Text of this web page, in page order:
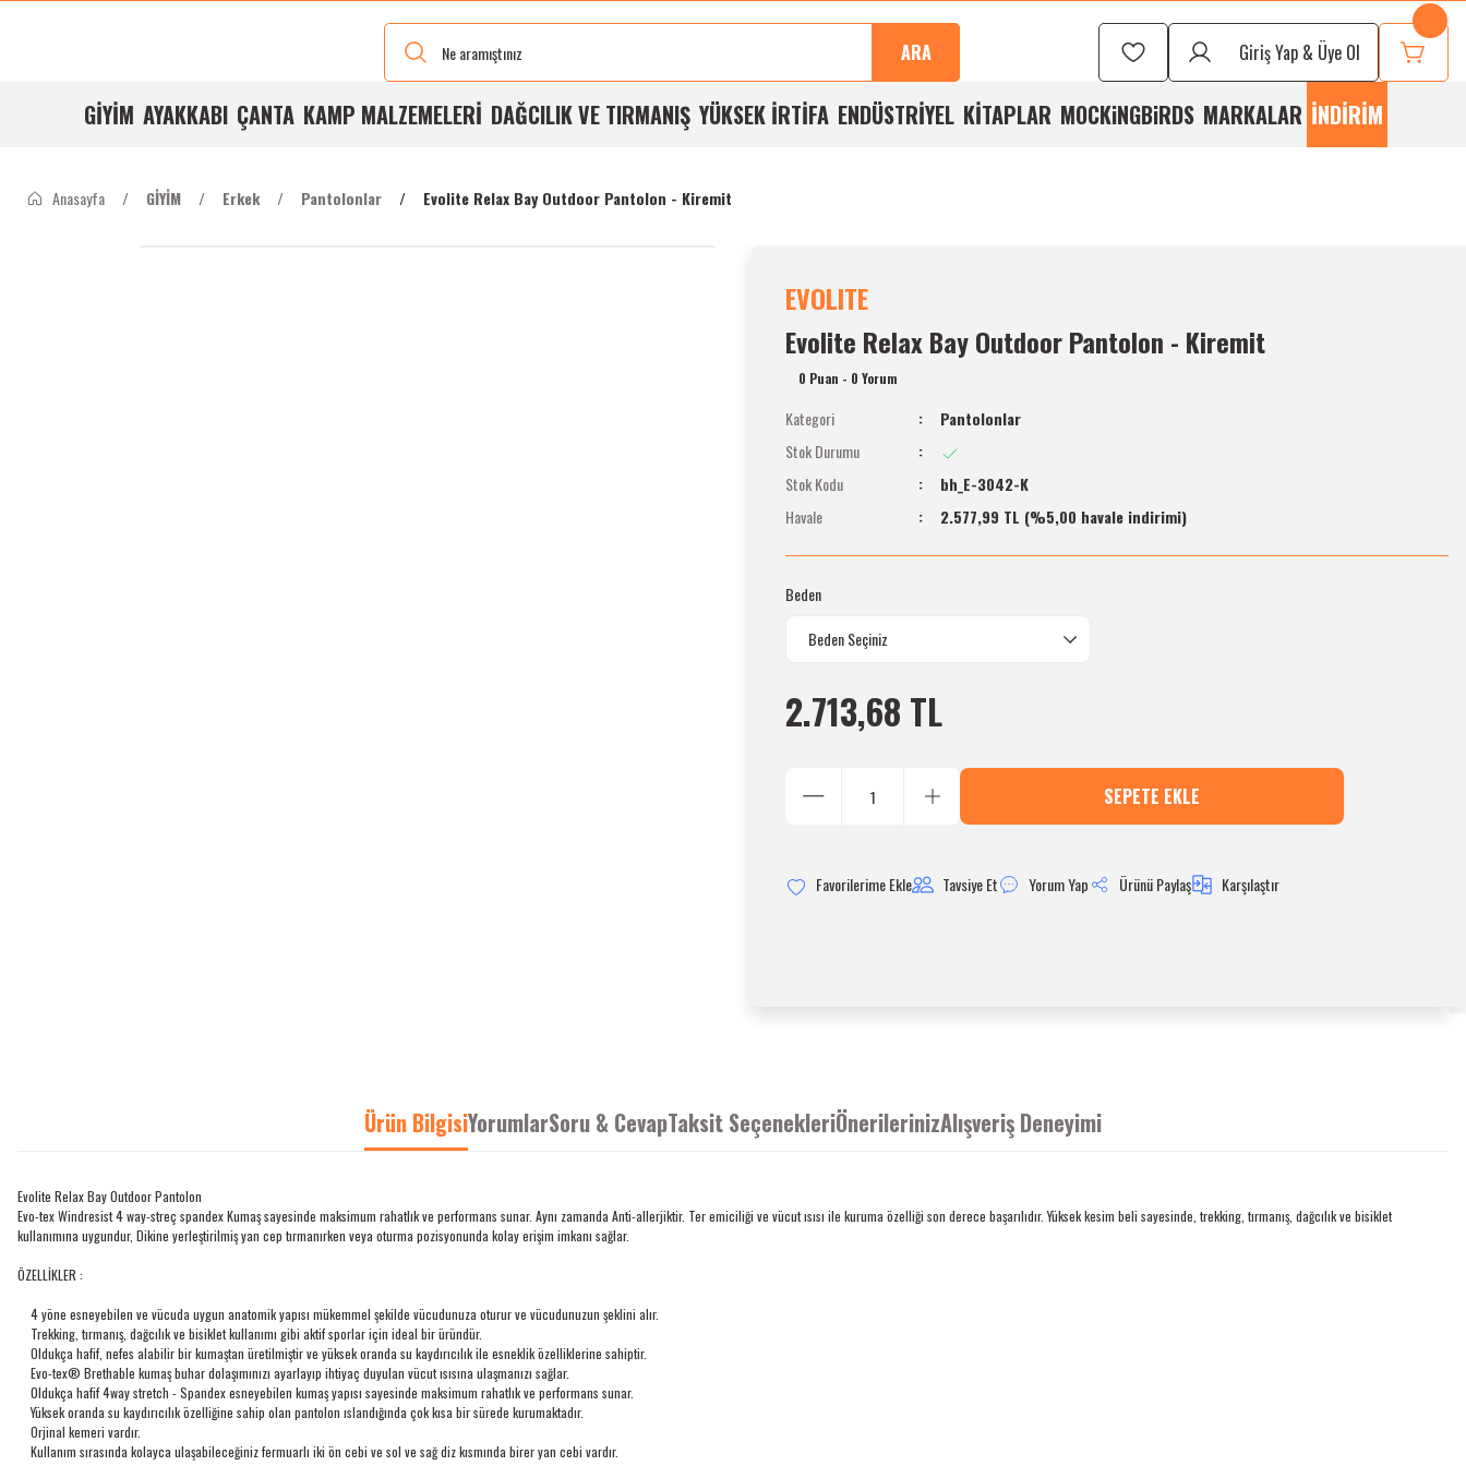
Ve Bedenleri
ile
Stoğumuzda
Buluşma
Kalite
Ücretsiz
Gün
İmkanı
ARA Giriş Yap & Üye Ol
GİYİM AYAKKABI ÇANTA KAMP MALZEMELERİ DAĞCILIK VE TIRMANIŞ YÜKSEK İRTİFA ENDÜSTRİYEL KİTAPLAR MOCKiNGBiRDS MARKALAR İNDİRİM
Anasayfa GİYİM Erkek Pantolonlar Evolite Relax Bay Outdoor Pantolon - Kiremit
EVOLITE
Evolite Relax Bay Outdoor Pantolon - Kiremit
0 Puan - 0 Yorum
Kategori
Pantolonlar
Stok Durumu
Stok Kodu
bh_E-3042-K
Havale
2.577,99 TL (%5,00 havale indirimi)
Beden
2.713,68 TL
SEPETE EKLE
Tavsiye Et Yorum Yap Ürünü Paylaş Karşılaştır
Ürün BilgisiYorumlarSoru & CevapTaksit SeçenekleriÖnerilerinizAlışveriş Deneyimi
Evolite Relax Bay Outdoor Pantolon
Evo-tex Windresist 4 way-streç spandex Kumaş sayesinde maksimum rahatlık ve performans sunar. Aynı zamanda Anti-allerjiktir. Ter emiciliği ve vücut ısısı ile kuruma özelliği son derece başarılıdır. Yüksek kesim beli sayesinde, trekking, tırmanış, dağcılık ve bisiklet
kullanımına uygundur, Dikine yerleştirilmiş yan cep tırmanırken veya oturma pozisyonunda kolay erişim imkanı sağlar.
ÖZELLİKLER :
4 yöne esneyebilen ve vücuda uygun anatomik yapısı mükemmel şekilde vücudunuza oturur ve vücudunuzun şeklini alır.
Trekking, tırmanış, dağcılık ve bisiklet kullanımı gibi aktif sporlar için ideal bir üründür.
Oldukça hafif, nefes alabilir bir kumaştan üretilmiştir ve yüksek oranda su kaydırıcılık ile esneklik özelliklerine sahiptir.
Evo-tex® Brethable kumaş buhar dolaşımınızı ayarlayıp ihtiyaç duyulan vücut ısısına ulaşmanızı sağlar.
Oldukça hafif 4way stretch - Spandex esneyebilen kumaş yapısı sayesinde maksimum rahatlık ve performans sunar.
Yüksek oranda su kaydırıcılık özelliğine sahip olan pantolon ıslandığında çok kısa bir sürede kurumaktadır.
Orjinal kemeri vardır.
Kullanım sırasında kolayca ulaşabileceğiniz fermuarlı iki ön cebi ve sol ve sağ diz kısmında birer yan cebi vardır.